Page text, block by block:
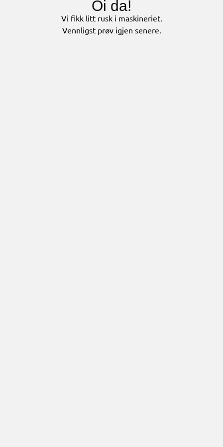
Oi da!
Vi fikk litt rusk i maskineriet.
Vennligst prøv igjen senere.